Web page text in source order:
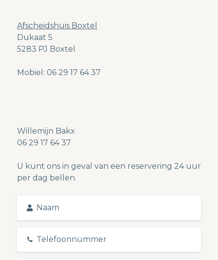
Afscheidshuis Boxtel
Dukaat 5
5283 PJ Boxtel
Mobiel: 06 29 17 64 37
Willemijn Bakx
06 29 17 64 37
U kunt ons in geval van een reservering 24 uur
per dag bellen.